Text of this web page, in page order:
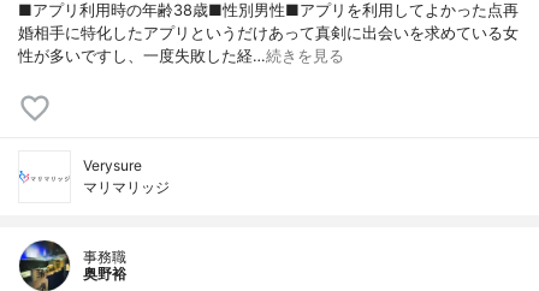
■アプリ利用時の年齢38歳■性別男性■アプリを利用してよかった点再
婚相手に特化したアプリというだけあって真剣に出会いを求めている女
性が多いですし、一度失敗した経…続きを見る
Verysure
マリマリッジ
事務職
奥野裕